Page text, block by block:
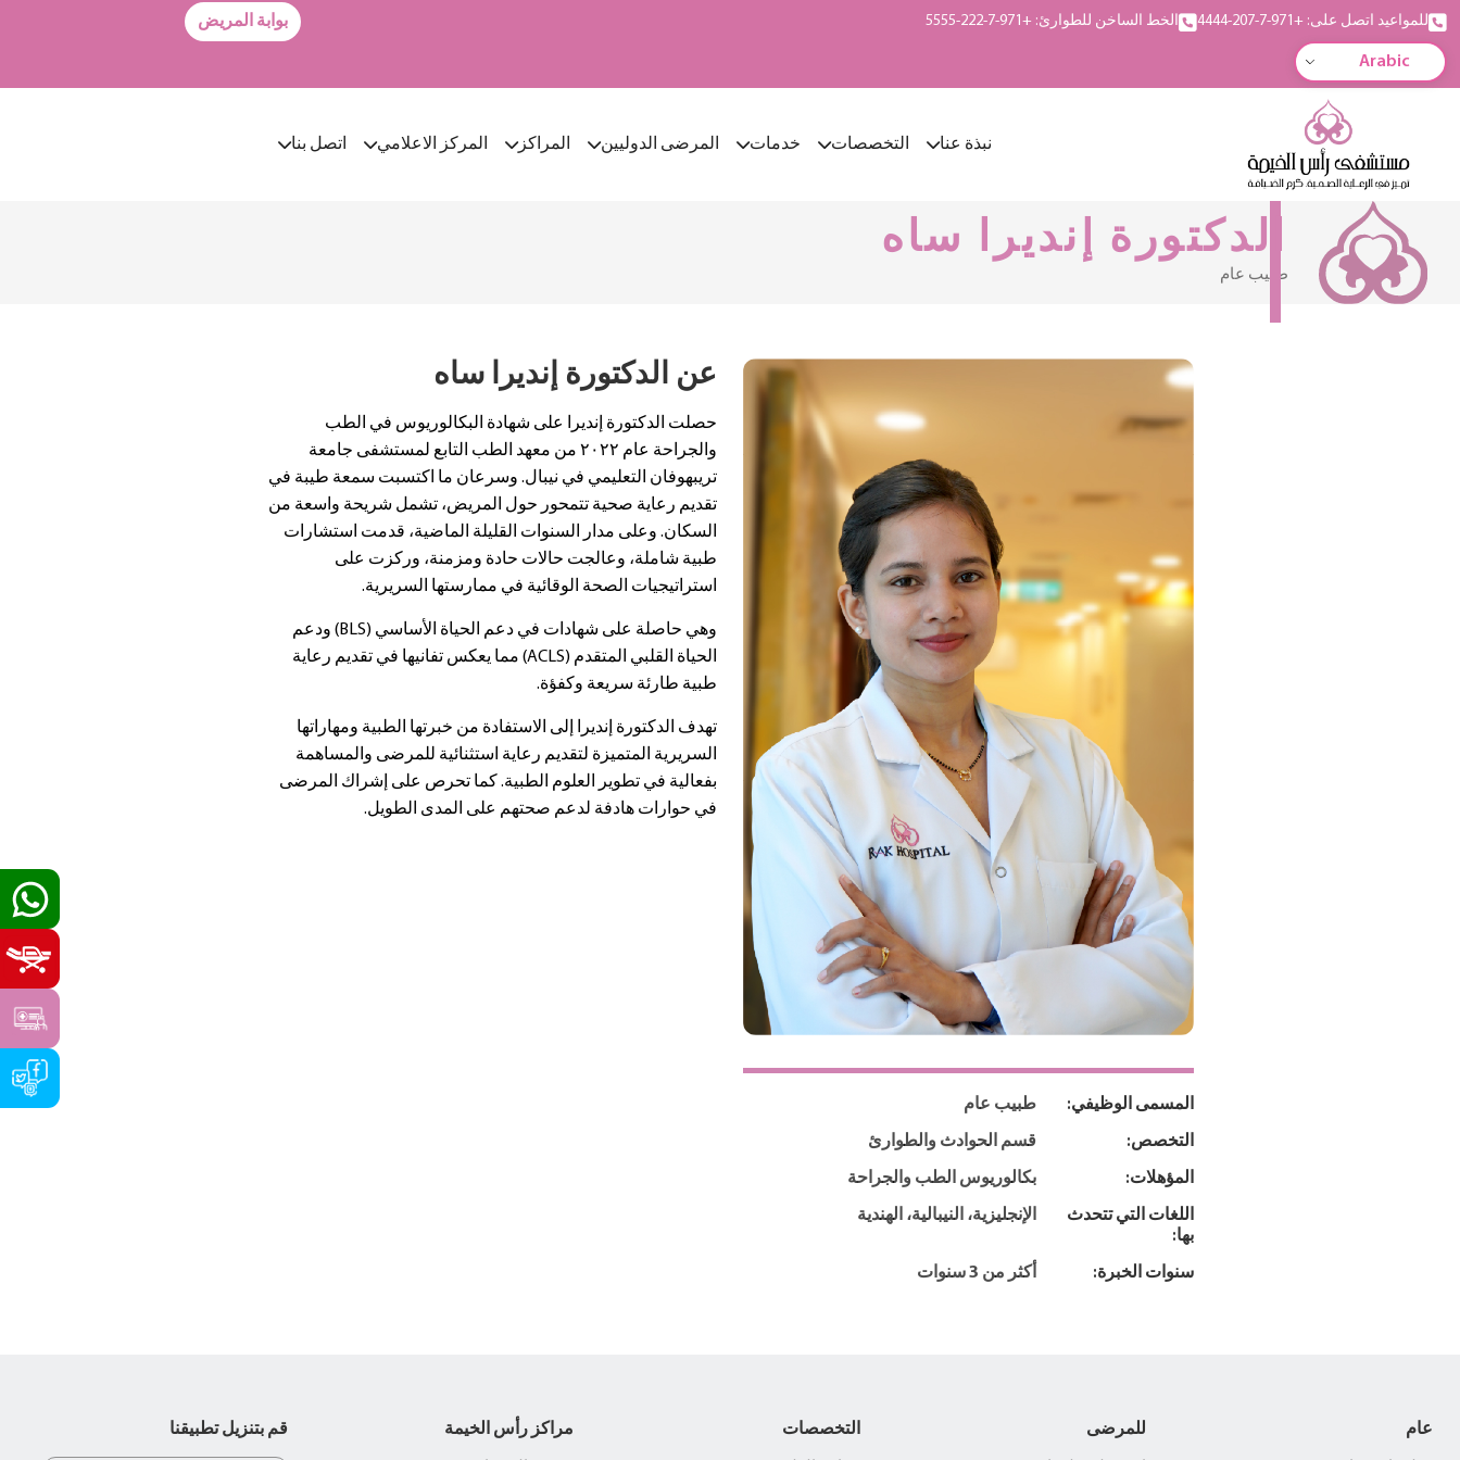
للمواعيد اتصل على: +971-7-207-4444 الخط الساخن للطوارئ: +971-7-222-5555 بوابة المريض
Arabic
نبذة عنا التخصصات خدمات المرضى الدوليين المراكز المركز الاعلامي اتصل بنا
الدكتورة إنديرا ساه
طبيب عام
المسمى الوظيفي: طبيب عام
التخصص: قسم الحوادث والطوارئ
المؤهلات: بكالوريوس الطب والجراحة
اللغات التي تتحدث
بها:
الإنجليزية، النيبالية، الهندية
سنوات الخبرة: أكثر من 3 سنوات
عن الدكتورة إنديرا ساه
حصلت الدكتورة إنديرا على شهادة البكالوريوس في الطب
والجراحة عام ٢٠٢٢ من معهد الطب التابع لمستشفى جامعة
تريبهوفان التعليمي في نيبال. وسرعان ما اكتسبت سمعة طيبة في
تقديم رعاية صحية تتمحور حول المريض، تشمل شريحة واسعة من
السكان. وعلى مدار السنوات القليلة الماضية، قدمت استشارات
طبية شاملة، وعالجت حالات حادة ومزمنة، وركزت على
استراتيجيات الصحة الوقائية في ممارستها السريرية.
وهي حاصلة على شهادات في دعم الحياة الأساسي (BLS) ودعم
الحياة القلبي المتقدم (ACLS) مما يعكس تفانيها في تقديم رعاية
طبية طارئة سريعة وكفؤة.
تهدف الدكتورة إنديرا إلى الاستفادة من خبرتها الطبية ومهاراتها
السريرية المتميزة لتقديم رعاية استثنائية للمرضى والمساهمة
بفعالية في تطوير العلوم الطبية. كما تحرص على إشراك المرضى
في حوارات هادفة لدعم صحتهم على المدى الطويل.
عام للمرضى التخصصات مراكز رأس الخيمة قم بتنزيل تطبيقنا